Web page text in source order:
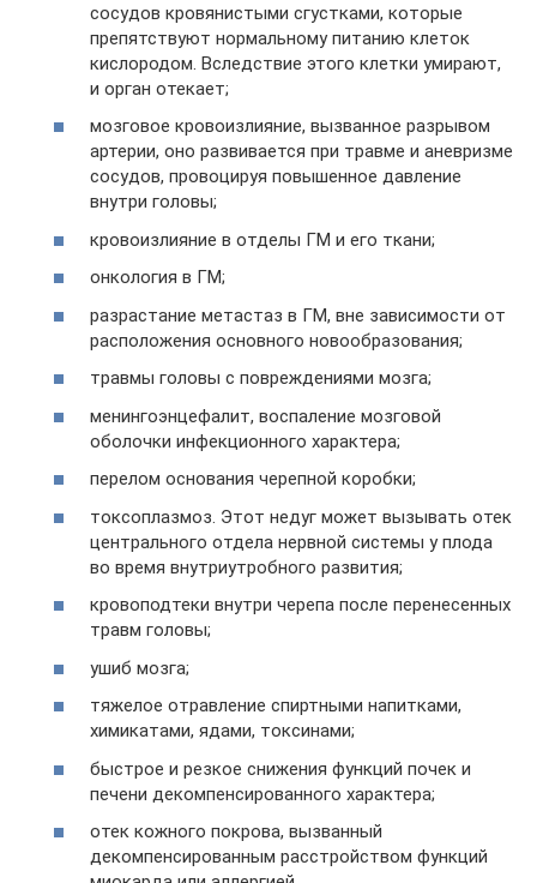
сосудов кровянистыми сгустками, которые
препятствуют нормальному питанию клеток
кислородом. Вследствие этого клетки умирают,
и орган отекает;
мозговое кровоизлияние, вызванное разрывом
артерии, оно развивается при травме и аневризме
сосудов, провоцируя повышенное давление
внутри головы;
кровоизлияние в отделы ГМ и его ткани;
онкология в ГМ;
разрастание метастаз в ГМ, вне зависимости от
расположения основного новообразования;
травмы головы с повреждениями мозга;
менингоэнцефалит, воспаление мозговой
оболочки инфекционного характера;
перелом основания черепной коробки;
токсоплазмоз. Этот недуг может вызывать отек
центрального отдела нервной системы у плода
во время внутриутробного развития;
кровоподтеки внутри черепа после перенесенных
травм головы;
ушиб мозга;
тяжелое отравление спиртными напитками,
химикатами, ядами, токсинами;
быстрое и резкое снижения функций почек и
печени декомпенсированного характера;
отек кожного покрова, вызванный
декомпенсированным расстройством функций